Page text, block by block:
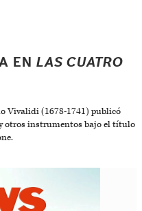
EN LAS CUATRO
Vivalidi (1678-1741) publicó
otros instrumentos bajo el título